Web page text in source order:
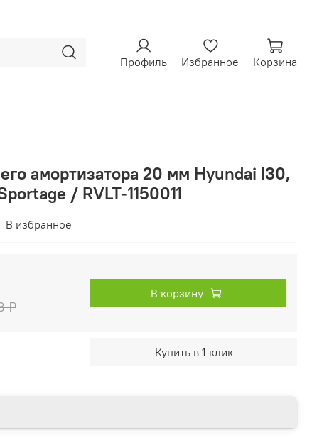
Профиль Избранное Корзина
амортизатора 20 мм Hyundai I30,
/ RVLT-1150011
В избранное
₽
В корзину
Купить в 1 клик